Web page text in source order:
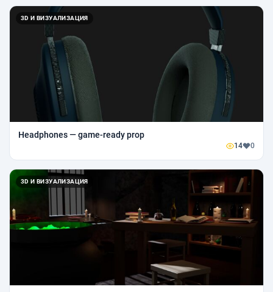
3D И ВИЗУАЛИЗАЦИЯ
Headphones — game-ready prop
14 0
3D И ВИЗУАЛИЗАЦИЯ